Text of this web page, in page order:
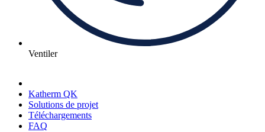
Ventiler
Katherm QK
Solutions de projet
Téléchargements
FAQ